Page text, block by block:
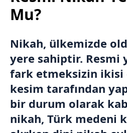
Mu?
Nikah, ülkemizde
yere sahiptir. Resmi
fark etmeksizin ikisi
kesim tarafından
bir durum olarak
nikah, Türk medeni